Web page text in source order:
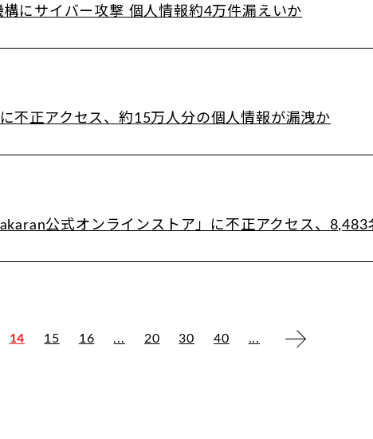
にサイバー攻撃 個人情報約4万件漏えいか
不正アクセス、約15万人分の個人情報が漏洩か
公式オンラインストア」に不正アクセス、
14 15 16 ... 20 30 40 ...